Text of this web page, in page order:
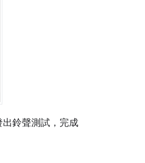
鈴聲測試，完成